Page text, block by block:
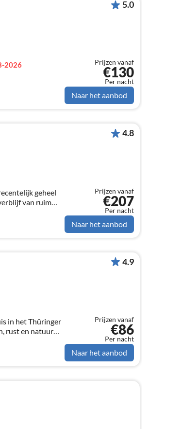
2026
5.0
Prijzen vanaf
€130
Per nacht
Naar het aanbod
geheel
van ruim
4.8
Prijzen vanaf
€207
Per nacht
Naar het aanbod
in het Thüringer
rust en natuur
4.9
Prijzen vanaf
€86
Per nacht
Naar het aanbod